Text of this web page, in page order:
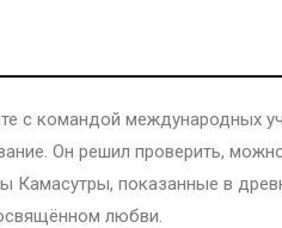
с командой международных
Он решил проверить,
Камасутры, показанные в
любви.